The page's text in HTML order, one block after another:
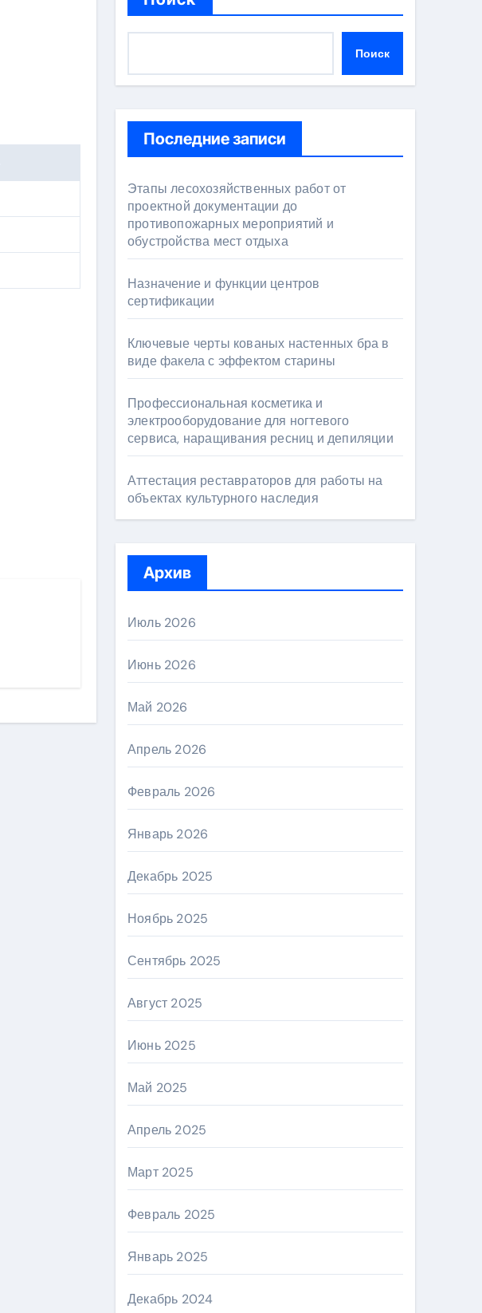
Поиск
Последние записи
Этапы лесохозяйственных работ от
проектной документации до
противопожарных мероприятий и
обустройства мест отдыха
Назначение и функции центров
сертификации
Ключевые черты кованых настенных бра в
виде факела с эффектом старины
Профессиональная косметика и
электрооборудование для ногтевого
сервиса, наращивания ресниц и депиляции
Аттестация реставраторов для работы на
объектах культурного наследия
Архив
Июль 2026
Июнь 2026
Май 2026
Апрель 2026
Февраль 2026
Январь 2026
Декабрь 2025
Ноябрь 2025
Сентябрь 2025
Август 2025
Июнь 2025
Май 2025
Апрель 2025
Март 2025
Февраль 2025
Январь 2025
Декабрь 2024